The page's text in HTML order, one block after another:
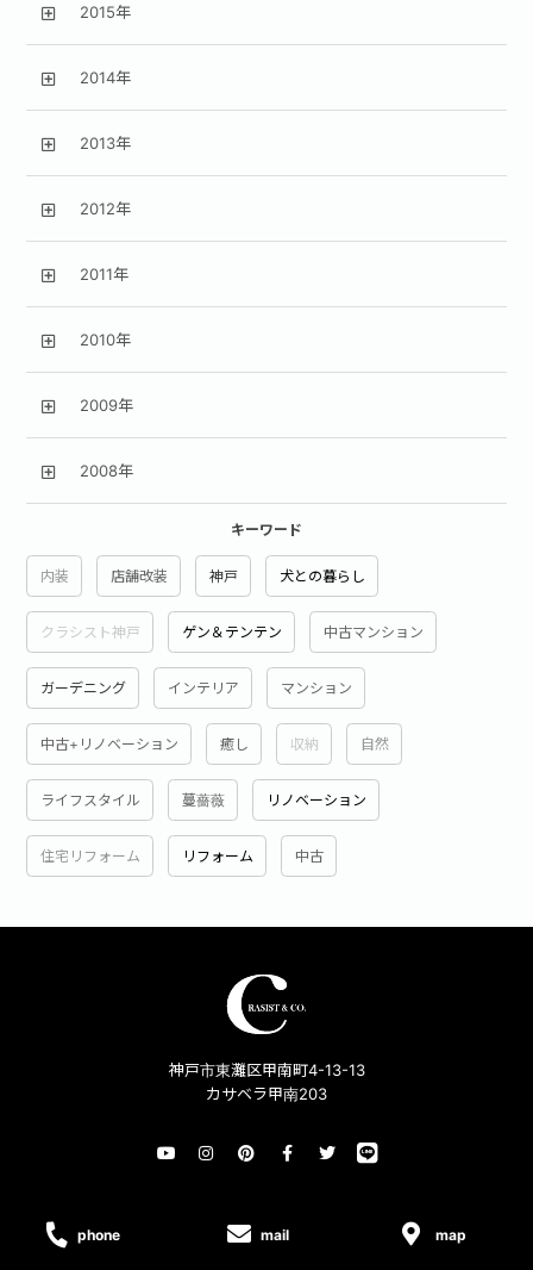
2015年
2014年
2013年
2012年
2011年
2010年
2009年
2008年
キーワード
内装 店舗改装 神戸 犬との暮らし
クラシスト神戸 ゲン＆テンテン 中古マンション
ガーデニング インテリア マンション
中古+リノベーション 癒し 収納 自然
ライフスタイル 蔓薔薇 リノベーション
住宅リフォーム リフォーム 中古
神戸市東灘区甲南町4-13-13
カサベラ甲南203
phone mail map